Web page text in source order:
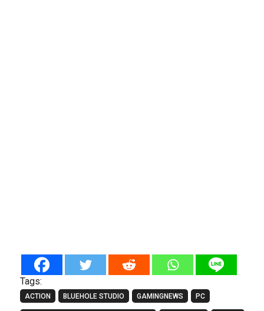
Tags:
ACTION BLUEHOLE STUDIO GAMINGNEWS PC